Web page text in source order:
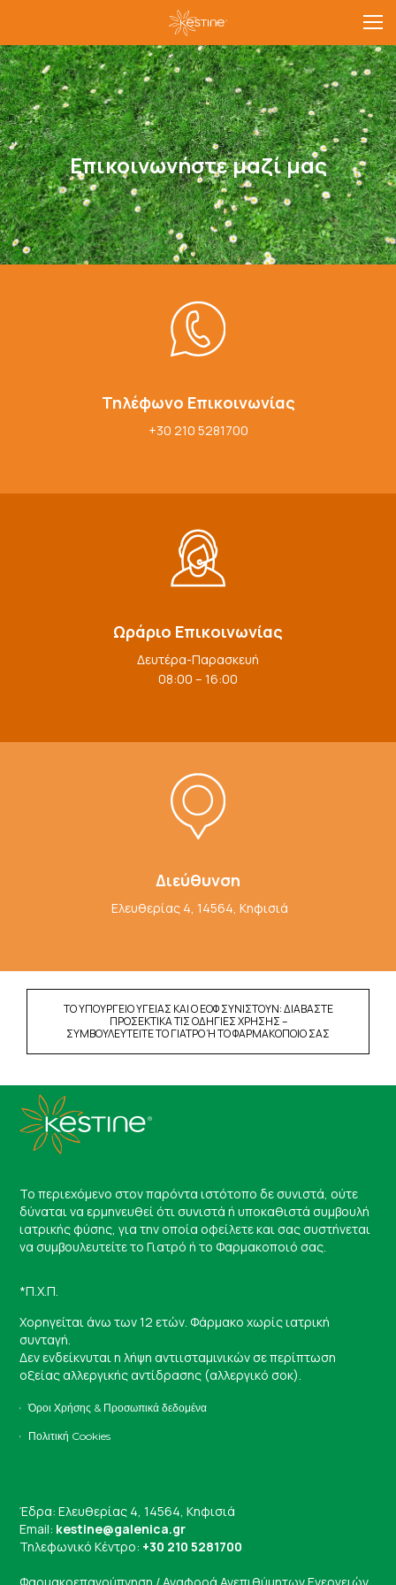
Επικοινωνήστε μαζί μας
Τηλέφωνο Επικοινωνίας
+30 210 5281700
Ωράριο Επικοινωνίας
Δευτέρα-Παρασκευή
08:00 – 16:00
Διεύθυνση
Ελευθερίας 4, 14564, Κηφισιά
ΤΟ ΥΠΟΥΡΓΕΙΟ ΥΓΕΙΑΣ ΚΑΙ Ο ΕΟΦ ΣΥΝΙΣΤΟΥΝ: ΔΙΑΒΑΣΤΕ
ΠΡΟΣΕΚΤΙΚΑ ΤΙΣ ΟΔΗΓΙΕΣ ΧΡΗΣΗΣ –
ΣΥΜΒΟΥΛΕΥΤΕΙΤΕ ΤΟ ΓΙΑΤΡΟ Ή ΤΟ ΦΑΡΜΑΚΟΠΟΙΟ ΣΑΣ
Το περιεχόμενο στον παρόντα ιστότοπο δε συνιστά, ούτε
δύναται να ερμηνευθεί ότι συνιστά ή υποκαθιστά συμβουλή
ιατρικής φύσης, για την οποία οφείλετε και σας συστήνεται
να συμβουλευτείτε το Γιατρό ή το Φαρμακοποιό σας.
*Π.Χ.Π.
Χορηγείται άνω των 12 ετών. Φάρμακο χωρίς ιατρική
συνταγή.
Δεν ενδείκνυται η λήψη αντιισταμινικών σε περίπτωση
οξείας αλλεργικής αντίδρασης (αλλεργικό σοκ).
Όροι Χρήσης & Προσωπικά δεδομένα
Πολιτική Cookies
Έδρα: Ελευθερίας 4, 14564, Κηφισιά
Email: kestine@galenica.gr
Τηλεφωνικό Κέντρο: +30 210 5281700